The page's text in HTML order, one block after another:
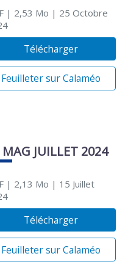
| 2,53 Mo | 25 Octobre
Télécharger
Feuilleter sur Calaméo
MAG JUILLET 2024
| 2,13 Mo | 15 Juillet
Télécharger
Feuilleter sur Calaméo